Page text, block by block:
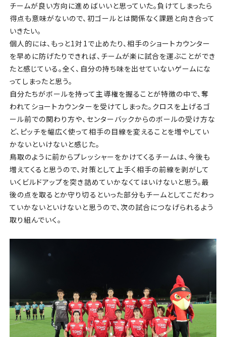
チームが良い方向に進めばいいと思っていた。負けてしまったら
得点も意味がないので、初ゴールとは関係なく課題と向き合って
いきたい。
個人的には、もっと1対1で止めたり、相手のショートカウンター
を早めに防げたりできれば、チームが楽に試合を運ぶことができ
たと感じている。全く、自分の持ち味を出せていないゲームにな
ってしまったと思う。
自分たちがボールを持って主導権を握ることが特徴の中で、奪
われてショートカウンターを受けてしまった。クロスを上げるゴ
ール前での関わり方や、センターバックからのボールの受け方な
ど、ピッチを幅広く使って相手の目線を変えることを増やしてい
かないといけないと感じた。
鳥取のように前からプレッシャーをかけてくるチームは、今後も
増えてくると思うので、対策として上手く相手の前線を剥がして
いくビルドアップを突き詰めていかなくてはいけないと思う。最
後の点を取るとか守り切るといった部分もチームとしてこだわっ
ていかないといけないと思うので、次の試合につなげられるよう
取り組んでいく。